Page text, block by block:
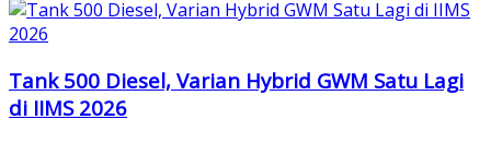
Tank 500 Diesel, Varian Hybrid GWM Satu Lagi
di IIMS 2026